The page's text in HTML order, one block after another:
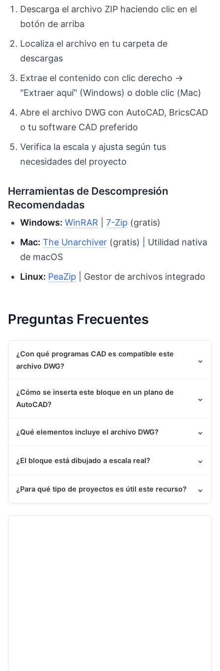
Descarga el archivo ZIP haciendo clic en el
botón de arriba
Localiza el archivo en tu carpeta de
descargas
Extrae el contenido con clic derecho →
"Extraer aquí" (Windows) o doble clic (Mac)
Abre el archivo DWG con AutoCAD, BricsCAD
o tu software CAD preferido
Verifica la escala y ajusta según tus
necesidades del proyecto
Herramientas de Descompresión
Recomendadas
Windows: WinRAR |7-Zip (gratis)
Mac: The Unarchiver (gratis) | Utilidad nativa
de macOS
Linux: PeaZip | Gestor de archivos integrado
Preguntas Frecuentes
¿Con qué programas CAD es compatible este
archivo DWG?
⌄
¿Cómo se inserta este bloque en un plano de
AutoCAD?
⌄
¿Qué elementos incluye el archivo DWG? ⌄
¿El bloque está dibujado a escala real? ⌄
¿Para qué tipo de proyectos es útil este recurso? ⌄